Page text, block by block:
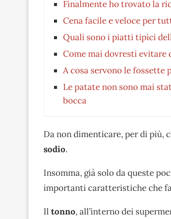
Finalmente ho trovato la
Cena facile e veloce per
Quali sono i piatti tipici
Come mai dovresti evitare
A cosa servono le fossette
Le patate non sono mai
bocca
Da non dimenticare, per di più,
sodio.
Insomma, già solo da queste
importanti caratteristiche che
Il tonno, all’interno dei